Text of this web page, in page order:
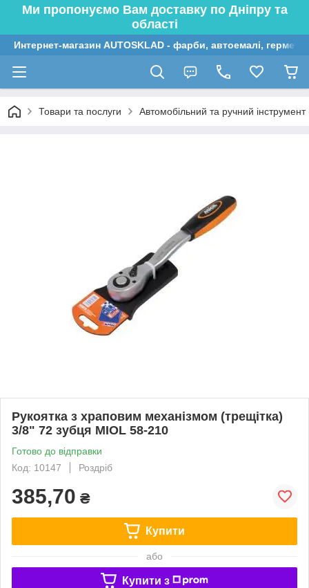
Ми пропонуємо Вам доставку по Дніпру та
області
Интернет-магазин AUTOSKLAD - фарби, автоемалі,
Товари та послуги Автомобільний та ручний
Рукоятка з храповим механізмом (трещітка)
3/8" 72 зубця MIOL 58-210
Готово до відправки
Код: 10147
Роздріб
385,70 ₴
Купити
або
Купити з